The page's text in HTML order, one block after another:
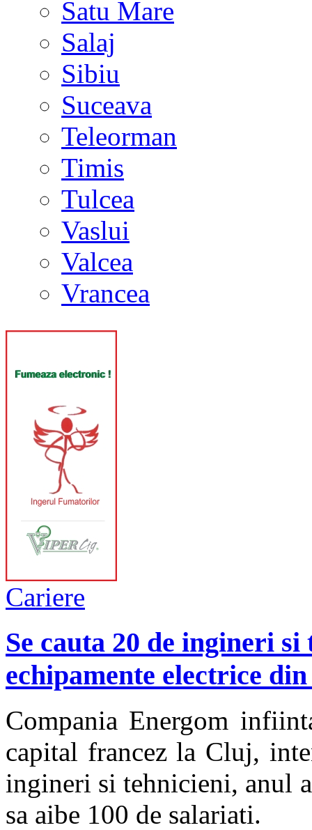
Satu Mare
Salaj
Sibiu
Suceava
Teleorman
Timis
Tulcea
Vaslui
Valcea
Vrancea
Cariere
Se cauta 20 de ingineri
echipamente electrice
Compania Energom
capital francez la Cluj,
ingineri si tehnicieni, anul
sa aibe 100 de salariati.